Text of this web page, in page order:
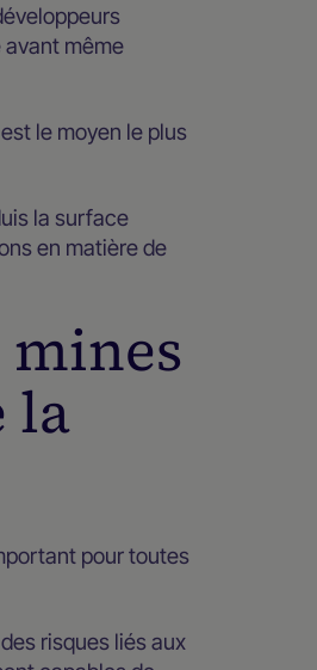
avant même
le moyen le plus
la surface
en matière de
mines
la
pour toutes
risques liés aux